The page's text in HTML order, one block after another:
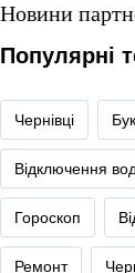
Новини
Популярні
Чернівці
Відключення
Гороскоп
Ремонт